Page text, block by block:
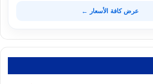
عرض كافة الأسعار ←